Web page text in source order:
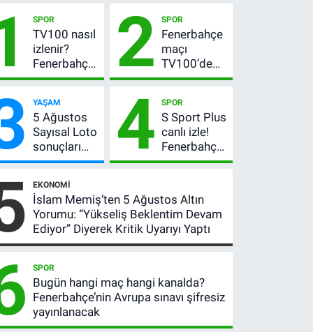
SPOR
TV100 nasıl
izlenir?
Fenerbahçe-
Sturm Graz
şifresiz
canlı yayın
bilgileri
2 SPOR
Fenerbahçe
maçı
TV100’de
mi? Sturm
hangi
kanalda,
saat kaçta?
YAŞAM
5 Ağustos
Sayısal Loto
sonuçları
açıklandı!
TL devretti
4 SPOR
S Sport Plus
canlı izle!
Fenerbahçe-
Sturm Graz
EKONOMI
İslam Memiş’ten 5 Ağustos Altın
Yorumu: “Yükseliş Beklentim Devam
Ediyor” Diyerek Kritik Uyarıyı Yaptı
SPOR
Bugün hangi maç hangi kanalda?
Fenerbahçe’nin Avrupa sınavı şifresiz
yayınlanacak